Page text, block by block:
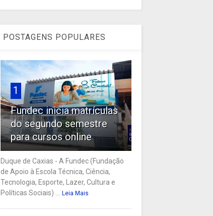
POSTAGENS POPULARES
1
Fundec inicia matrículas
do segundo semestre
para cursos online
Duque de Caxias - A Fundec (Fundação
de Apoio à Escola Técnica, Ciência,
Tecnologia, Esporte, Lazer, Cultura e
Políticas Sociais) ...
Leia Mais